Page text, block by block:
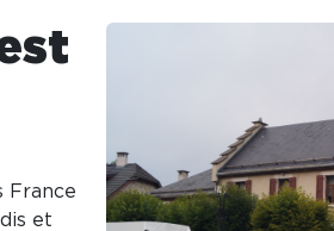
France
et